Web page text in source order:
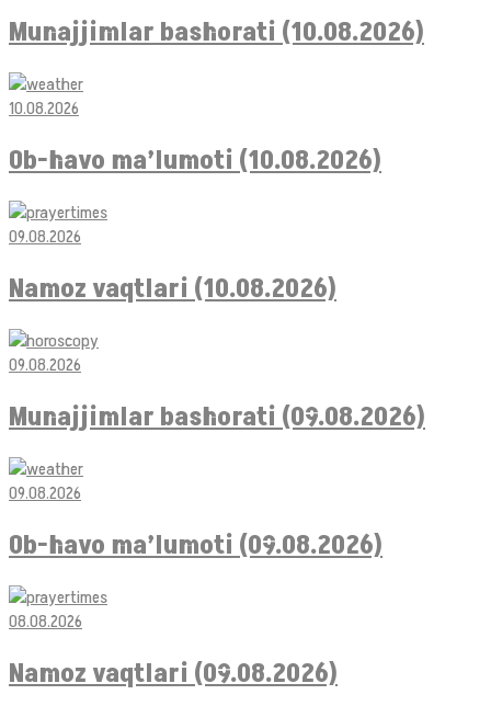
Munajjimlar bashorati (10.08.2026)
10.08.2026
Ob-havo ma’lumoti (10.08.2026)
09.08.2026
Namoz vaqtlari (10.08.2026)
09.08.2026
Munajjimlar bashorati (09.08.2026)
09.08.2026
Ob-havo ma’lumoti (09.08.2026)
08.08.2026
Namoz vaqtlari (09.08.2026)